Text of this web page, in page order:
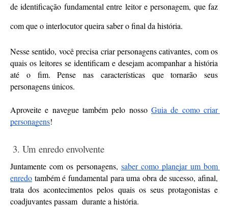
de identificação fundamental entre leitor e personagem, que faz
com que o interlocutor queira saber o final da história.
Nesse sentido, você precisa criar personagens cativantes, com os
quais os leitores se identificam e desejam acompanhar a história
até o fim. Pense nas características que tornarão seus
personagens únicos.
Aproveite e navegue também pelo nosso Guia de como criar
personagens!
3. Um enredo envolvente
Juntamente com os personagens, saber como planejar um bom
enredo também é fundamental para uma obra de sucesso, afinal,
trata dos acontecimentos pelos quais os seus protagonistas e
coadjuvantes passam  durante a história.